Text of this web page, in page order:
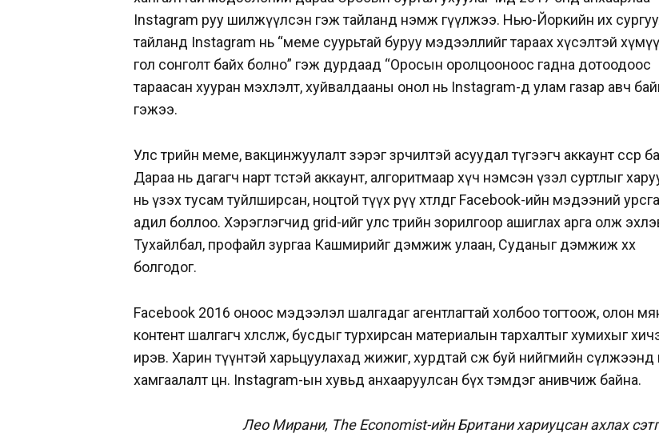
Instagram руу шилжүүлсэн гэж тайланд нэмж өгүүлжээ. Нью-Йоркийн их
тайланд Instagram нь “меме суурьтай буруу мэдээллийг тараах хүсэлтэй
гол сонголт байх болно” гэж дурдаад “Оросын оролцооноос гадна дотоодоос
тараасан хууран мэхлэлт, хуйвалдааны онол нь Instagram-д улам газар авч
гэжээ.
Улс төрийн меме, вакцинжуулалт зэрэг зөрчилтэй асуудал түгээгч аккаунт өссөөр
Дараа нь дагагч нарт төстэй аккаунт, алгоритмаар хүч нэмсэн үзэл суртлыг
нь үзэх тусам туйлширсан, ноцтой түүх рүү хөтөлдөг Facebook-ийн мэдээний
адил боллоо. Хэрэглэгчид grid-ийг улс төрийн зорилгоор ашиглах арга олж
Тухайлбал, профайл зургаа Кашмирийг дэмжиж улаан, Суданыг дэмжиж хөх
болгодог.
Facebook 2016 оноос мэдээлэл шалгадаг агентлагтай холбоо тогтоож, олон
контент шалгагч хөлсөлж, бусдыг турхирсан материалын тархалтыг хумихыг
ирэв. Харин түүнтэй харьцуулахад жижиг, хурдтай өсөж буй нийгмийн
хамгаалалт цөөн. Instagram-ын хувьд анхааруулсан бүх тэмдэг анивчиж байна.
Лео Мирани, The Economist-ийн Британи хариуцсан ахлах